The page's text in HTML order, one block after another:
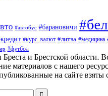
#автобус #барановичи
#курс_валют #литва #медицина
#футбол
и Брестской области.
материалов с нашего
на сайте взяты